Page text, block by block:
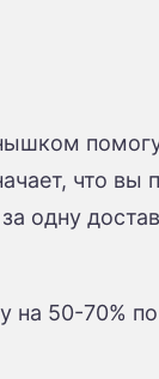
что вы
одну
на 50-70%